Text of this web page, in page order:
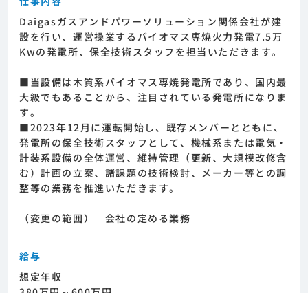
Daigasガスアンドパワーソリューション関係会社が建
設を行い、運営操業するバイオマス専焼火力発電7.5万
Kwの発電所、保全技術スタッフを担当いただきます。
■当設備は木質系バイオマス専焼発電所であり、国内最
大級でもあることから、注目されている発電所になりま
す。
■2023年12月に運転開始し、既存メンバーとともに、
発電所の保全技術スタッフとして、機械系または電気・
計装系設備の全体運営、維持管理（更新、大規模改修含
む）計画の立案、諸課題の技術検討、メーカー等との調
整等の業務を推進いただきます。
（変更の範囲） 会社の定める業務
給与
想定年収